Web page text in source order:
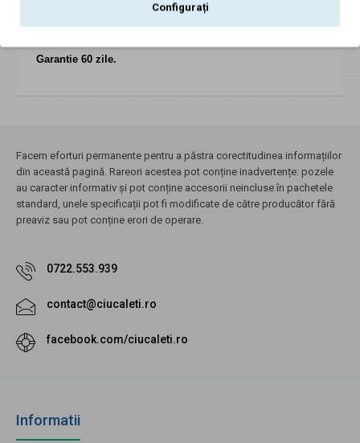
Configurați
Sunt foarte comode si usoare, se potrivesc atat tinutelor
Garantie 60 zile.
Facem eforturi permanente pentru a păstra corectitudinea informațiilor
din această pagină. Rareori acestea pot conține inadvertențe: pozele
au caracter informativ și pot conține accesorii neincluse în pachetele
standard, unele specificații pot fi modificate de către producător fără
preaviz sau pot conține erori de operare.
0722.553.939
contact@ciucaleti.ro
facebook.com/ciucaleti.ro
Informatii